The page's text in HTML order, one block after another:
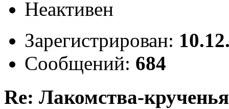
Неактивен
Зарегистрирован:
Сообщений: 684
Re: Лакомства-крученья